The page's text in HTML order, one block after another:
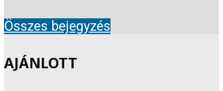
Összes bejegyzés
AJÁNLOTT